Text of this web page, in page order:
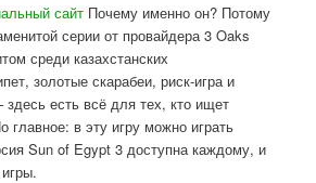
сайт Почему именно он? Потому
серии от провайдера 3 Oaks
среди казахстанских
золотые скарабеи, риск-игра и
есть всё для тех, кто ищет
в эту игру можно играть
Sun of Egypt 3 доступна каждому, и